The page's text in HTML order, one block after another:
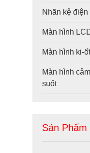
Nhãn kệ
Màn hình
Màn hình ki-
Màn hình
suốt
Sản Phẩm